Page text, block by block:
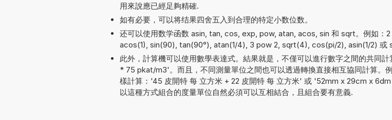
用來說應已經足夠精確.
如有必要，可以将结果四舍五入到合理的特定小数位数。
还可以使用数学函数 asin, tan, cos, exp, pow, atan, acos, sin 和 sqrt。例如：2
acos(1), sin(90), tan(90°), atan(1/4), 3 pow 2, sqrt(4), cos(pi/2), asin(1/2) 或
此外，計算機可以使用數學表達式。結果就是，不僅可以進行數字之間的共同
* 75 pkat/m3'。而且，不同測量單位之間也可以透過轉換直接相互協同計算。
樣計算：'45 皮開特 每 立方米 + 22 皮開特 每 立方米' 或 '52mm x 29cm x 6dm
以這種方式組合的度量單位自然必須可以互相結合，且組合要有意義.